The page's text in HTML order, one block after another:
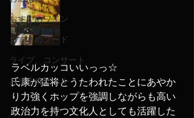
おすすめワイン
おすすめフード
ライブ、コンサート
おすすめビール
ラベルカッコいいっっ☆
氏康が猛将とうたわれたことにあやか
り力強くホップを強調しながらも高い
政治力を持つ文化人としても活躍した